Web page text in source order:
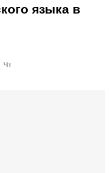
языка в
Чт